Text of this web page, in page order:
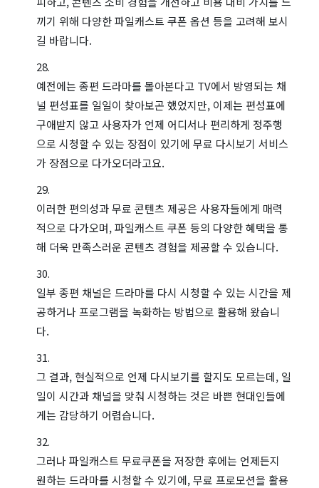
끼기 위해 다양한 파일캐스트 쿠폰 옵션 등을 고려해 보시
길 바랍니다.
예전에는 종편 드라마를 몰아본다고 TV에서 방영되는 채
널 편성표를 일일이 찾아보곤 했었지만, 이제는 편성표에
구애받지 않고 사용자가 언제 어디서나 편리하게 정주행
으로 시청할 수 있는 장점이 있기에 무료 다시보기 서비스
가 장점으로 다가오더라고요.
이러한 편의성과 무료 콘텐츠 제공은 사용자들에게 매력
적으로 다가오며, 파일캐스트 쿠폰 등의 다양한 혜택을 통
해 더욱 만족스러운 콘텐츠 경험을 제공할 수 있습니다.
일부 종편 채널은 드라마를 다시 시청할 수 있는 시간을 제
공하거나 프로그램을 녹화하는 방법으로 활용해 왔습니
다.
그 결과, 현실적으로 언제 다시보기를 할지도 모르는데, 일
일이 시간과 채널을 맞춰 시청하는 것은 바쁜 현대인들에
게는 감당하기 어렵습니다.
그러나 파일캐스트 무료쿠폰을 저장한 후에는 언제든지
원하는 드라마를 시청할 수 있기에, 무료 프로모션을 활용